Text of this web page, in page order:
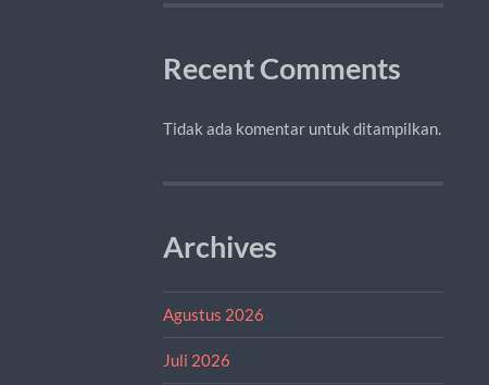
Recent Comments
Tidak ada komentar untuk ditampilkan.
Archives
Agustus 2026
Juli 2026